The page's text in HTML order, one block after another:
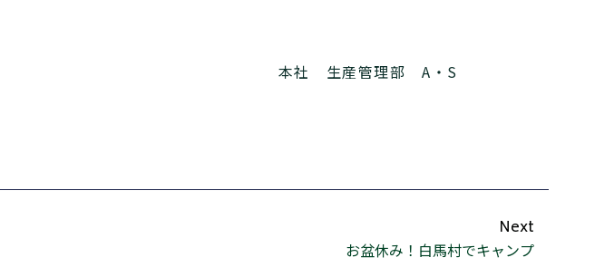
本社 生産管理部 A・S
Next
お盆休み！白馬村でキャンプ